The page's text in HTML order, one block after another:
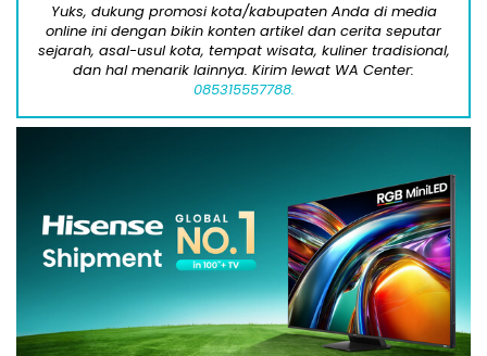
Yuks, dukung promosi kota/kabupaten Anda di media
online ini dengan bikin konten artikel dan cerita seputar
sejarah, asal-usul kota, tempat wisata, kuliner tradisional,
dan hal menarik lainnya. Kirim lewat WA Center:
085315557788.